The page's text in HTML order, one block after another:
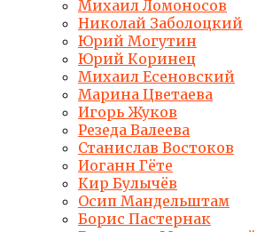
Михаил Ломоносов
Николай Заболоцкий
Юрий Могутин
Юрий Коринец
Михаил Есеновский
Марина Цветаева
Игорь Жуков
Резеда Валеева
Станислав Востоков
Иоганн Гёте
Кир Булычёв
Осип Мандельштам
Борис Пастернак